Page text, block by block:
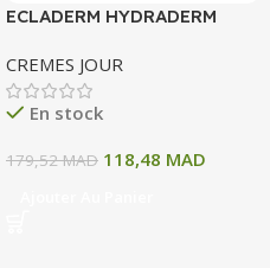
ECLADERM HYDRADERM
INTENSE 72H 50 ML
CREMES JOUR
En stock
179,52MAD 118,48 MAD